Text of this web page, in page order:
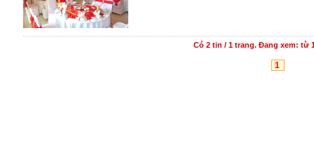
Có 2 tin / 1 trang. Đang xem: từ
1